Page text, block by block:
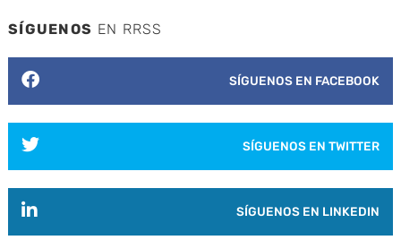
SÍGUENOS EN RRSS
SÍGUENOS EN FACEBOOK
SÍGUENOS EN TWITTER
SÍGUENOS EN LINKEDIN